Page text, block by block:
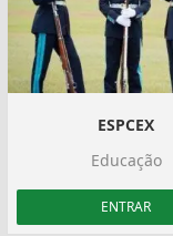
ESPCEX
Educação
ENTRAR